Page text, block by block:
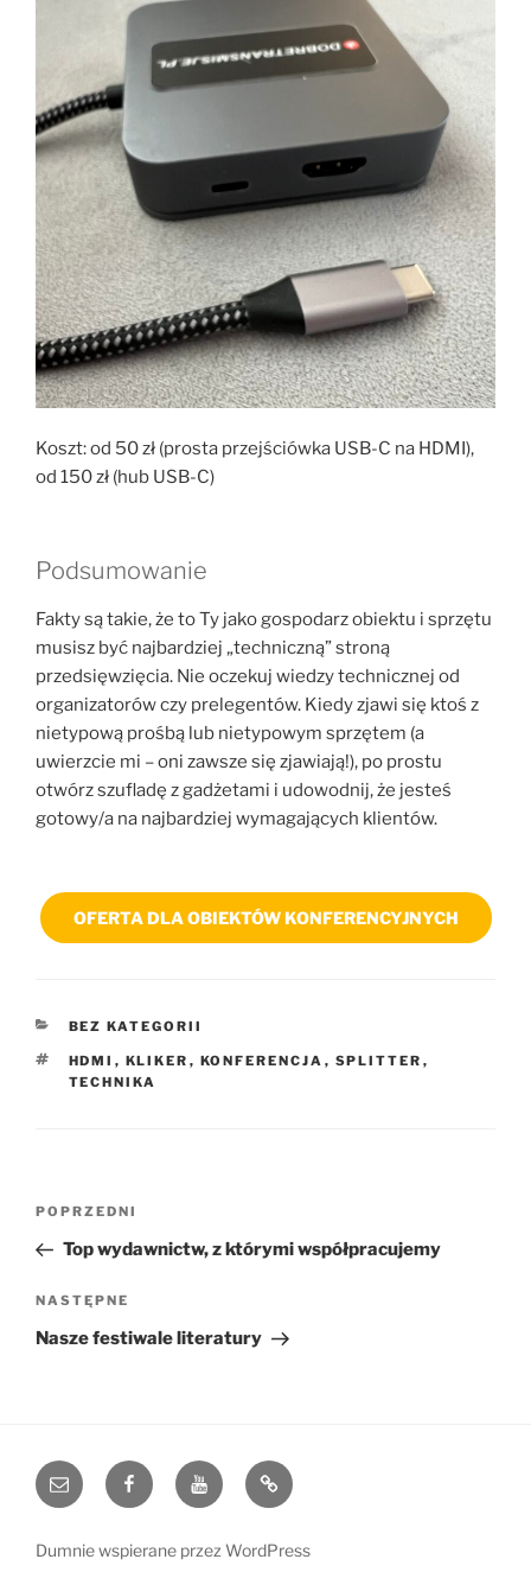
Koszt: od 50 zł (prosta przejściówka USB-C na HDMI),
od 150 zł (hub USB-C)
Podsumowanie
Fakty są takie, że to Ty jako gospodarz obiektu i sprzętu
musisz być najbardziej „techniczną” stroną
przedsięwzięcia. Nie oczekuj wiedzy technicznej od
organizatorów czy prelegentów. Kiedy zjawi się ktoś z
nietypową prośbą lub nietypowym sprzętem (a
uwierzcie mi – oni zawsze się zjawiają!), po prostu
otwórz szufladę z gadżetami i udowodnij, że jesteś
gotowy/a na najbardziej wymagających klientów.
OFERTA DLA OBIEKTÓW KONFERENCYJNYCH
KATEGORIE
BEZ KATEGORII
TAGI
HDMI , KLIKER , KONFERENCJA , SPLITTER ,
TECHNIKA
Nawigacja
Poprzedni
wpis
POPRZEDNI
Top wydawnictw, z którymi współpracujemy
Następny
wpis
NASTĘPNE
Nasze festiwale literatury
e-
mail
FacebookYouTubeBlog
Dumnie wspierane przez WordPress